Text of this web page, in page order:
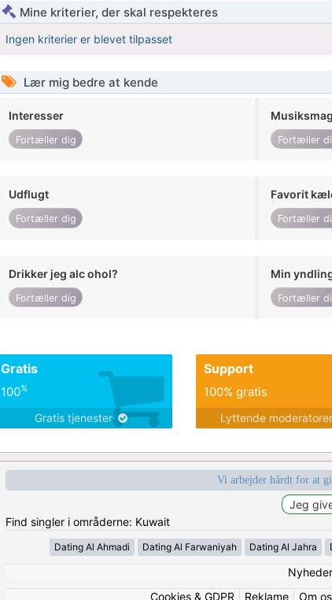
Mine kriterier, der skal respekteres
Ingen kriterier er blevet tilpasset
Lær mig bedre at kende
Interesser
Fortæller dig
Musiksmag
Fortæller
Udflugt
Fortæller dig
Favorit
Fortæller
Drikker jeg alc ohol?
Fortæller dig
Min
Fortæller
Gratis
100%
Gratis tjenester
Support
100% gratis
Lyttende moderatorer
Vi arbejder hårdt for at
Find singler i områderne: Kuwait
Dating Al Ahmadi Dating Al Farwaniyah Dating Al Jahra
Nyheder
Cookies & GDPR
Reklame Om os